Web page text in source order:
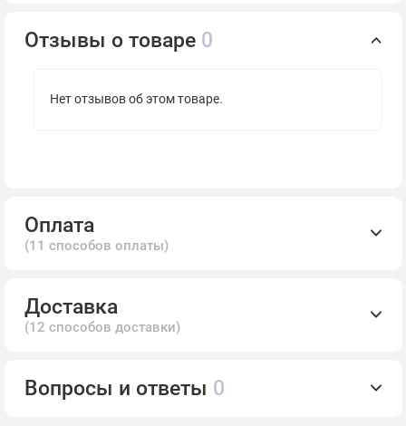
Отзывы о товаре 0
Нет отзывов об этом товаре.
Оплата
(11 способов оплаты)
Доставка
(12 способов доставки)
Вопросы и ответы 0